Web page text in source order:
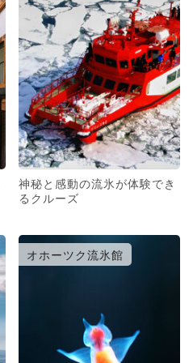
神秘と感動の流氷が体験でき
るクルーズ
オホーツク流氷館